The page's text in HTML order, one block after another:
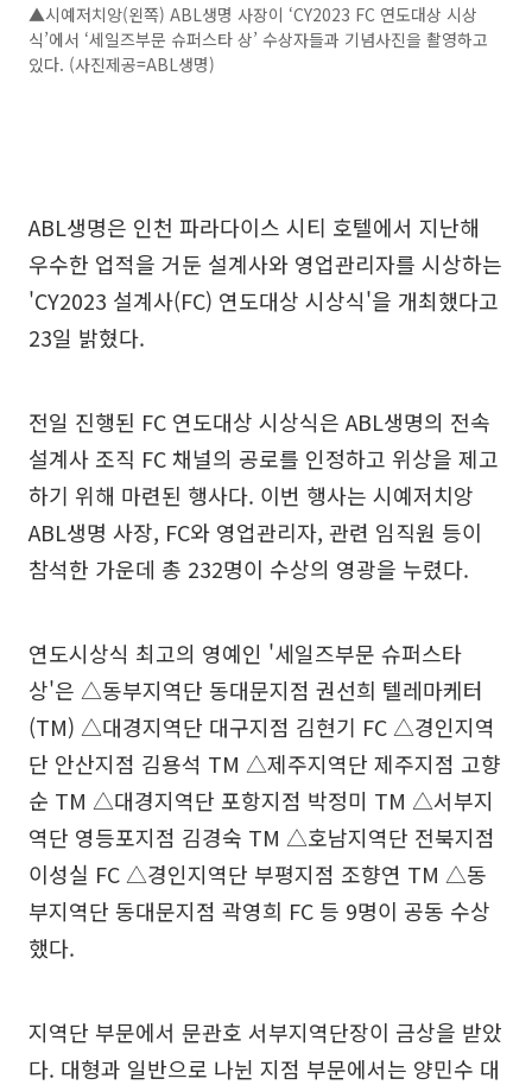
▲시예저치앙(왼쪽) ABL생명 사장이 ‘CY2023 FC 연도대상 시상
식’에서 ‘세일즈부문 슈퍼스타 상’ 수상자들과 기념사진을 촬영하고
있다. (사진제공=ABL생명)
ABL생명은 인천 파라다이스 시티 호텔에서 지난해
우수한 업적을 거둔 설계사와 영업관리자를 시상하는
'CY2023 설계사(FC) 연도대상 시상식'을 개최했다고
23일 밝혔다.
전일 진행된 FC 연도대상 시상식은 ABL생명의 전속
설계사 조직 FC 채널의 공로를 인정하고 위상을 제고
하기 위해 마련된 행사다. 이번 행사는 시예저치앙
ABL생명 사장, FC와 영업관리자, 관련 임직원 등이
참석한 가운데 총 232명이 수상의 영광을 누렸다.
연도시상식 최고의 영예인 '세일즈부문 슈퍼스타
상'은 △동부지역단 동대문지점 권선희 텔레마케터
(TM) △대경지역단 대구지점 김현기 FC △경인지역
단 안산지점 김용석 TM △제주지역단 제주지점 고향
순 TM △대경지역단 포항지점 박정미 TM △서부지
역단 영등포지점 김경숙 TM △호남지역단 전북지점
이성실 FC △경인지역단 부평지점 조향연 TM △동
부지역단 동대문지점 곽영희 FC 등 9명이 공동 수상
했다.
지역단 부문에서 문관호 서부지역단장이 금상을 받았
다. 대형과 일반으로 나뉜 지점 부문에서는 양민수 대